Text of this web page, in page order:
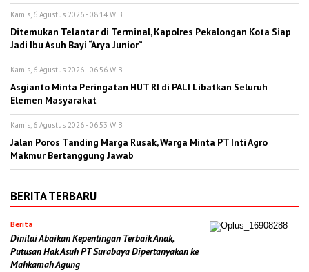
Kamis, 6 Agustus 2026 - 08:14 WIB
Ditemukan Telantar di Terminal, Kapolres Pekalongan Kota Siap
Jadi Ibu Asuh Bayi “Arya Junior”
Kamis, 6 Agustus 2026 - 06:56 WIB
Asgianto Minta Peringatan HUT RI di PALI Libatkan Seluruh
Elemen Masyarakat
Kamis, 6 Agustus 2026 - 06:53 WIB
Jalan Poros Tanding Marga Rusak, Warga Minta PT Inti Agro
Makmur Bertanggung Jawab
BERITA TERBARU
Berita
Dinilai Abaikan Kepentingan Terbaik Anak,
Putusan Hak Asuh PT Surabaya Dipertanyakan ke
Mahkamah Agung